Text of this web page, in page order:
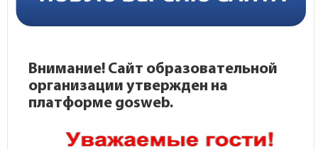
Внимание! Сайт образовательной
организации утвержден на
платформе gosweb.